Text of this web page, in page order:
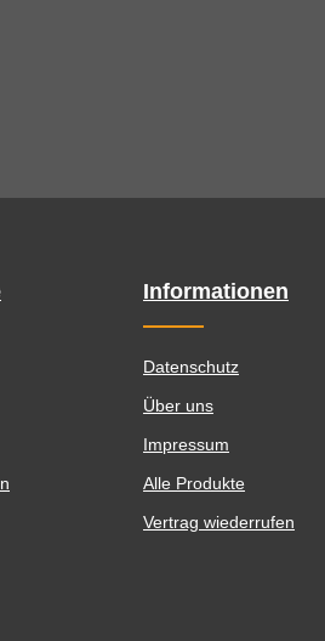
Informationen
Datenschutz
Über uns
Impressum
Alle Produkte
Vertrag wiederrufen